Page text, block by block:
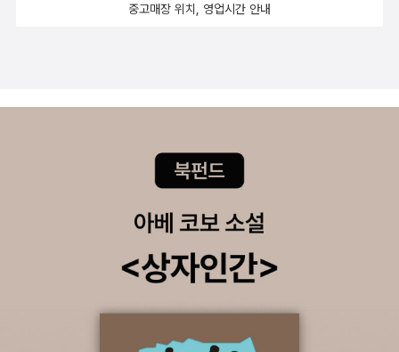
2018년 10월 16일자 기사 바로가기
게 책임을 묻는 행태가 문제인 것이다. 이 책이 의도하는 바는 이것이
있으며, 대체할 수 있는 말이 있으면 그 말도 소개하고 있다. 저자가
말들이 그 상황에 잘 어울리고 있다. 그러니 무조건 B급 언어를 배제
하자는 얘기는 아니다. 안 써도 될 때는 다른 말을 쓰자는 것이다. 그
리고 소위 말하는 A급 언어가 더 많이, 더 자주 쓰이는 사회를 만들면
B급 언어가 자연스레 사라지게 하자고 한다. 격한 말들은 사회가 어
지러울 때 더 많이 나타난다. 세상이 너무도 빨리 변하고 있으므로 언
어도 점점 짧아지고, 사람들 사이에 여유가 없기 때문에 말이 더 강해
지고 있는 것 아닌지... 단지 청소년들이 쓰는 말을 청소년들의 책임으
로만 돌리지 말고 그런 언어가 자주 쓰이게 된 배경을 살피고 그것을
중고매장 위치, 영업시간 안내